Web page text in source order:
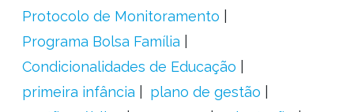
Protocolo de Monitoramento
Programa Bolsa Família
Condicionalidades de Educação
primeira infância
plano de gestão